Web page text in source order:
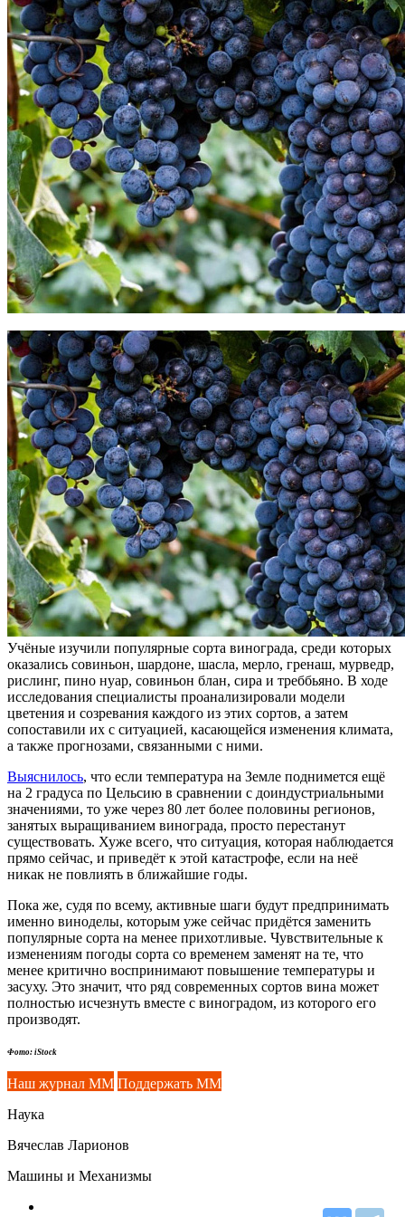
Учёные изучили популярные сорта винограда, среди которых
оказались совиньон, шардоне, шасла, мерло, гренаш, мурведр,
рислинг, пино нуар, совиньон блан, сира и треббьяно. В ходе
исследования специалисты проанализировали модели
цветения и созревания каждого из этих сортов, а затем
сопоставили их с ситуацией, касающейся изменения климата,
а также прогнозами, связанными с ними.
Выяснилось, что если температура на Земле поднимется ещё
на 2 градуса по Цельсию в сравнении с доиндустриальными
значениями, то уже через 80 лет более половины регионов,
занятых выращиванием винограда, просто перестанут
существовать. Хуже всего, что ситуация, которая наблюдается
прямо сейчас, и приведёт к этой катастрофе, если на неё
никак не повлиять в ближайшие годы.
Пока же, судя по всему, активные шаги будут предпринимать
именно виноделы, которым уже сейчас придётся заменить
популярные сорта на менее прихотливые. Чувствительные к
изменениям погоды сорта со временем заменят на те, что
менее критично воспринимают повышение температуры и
засуху. Это значит, что ряд современных сортов вина может
полностью исчезнуть вместе с виноградом, из которого его
производят.
Фото: iStock
Наш журнал ММ Поддержать ММ
Наука
Вячеслав Ларионов
Машины и Механизмы